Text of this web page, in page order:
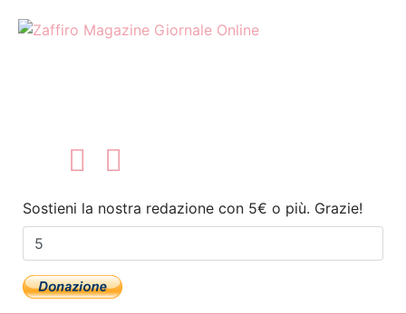
Sostieni la nostra redazione con 5€ o più. Grazie!